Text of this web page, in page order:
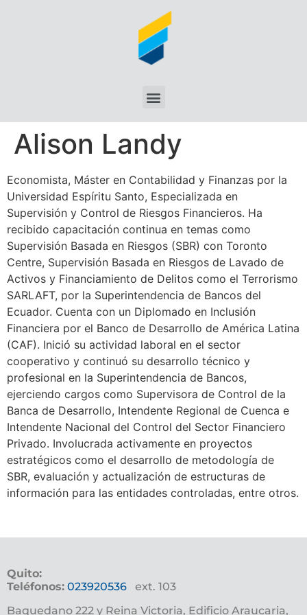
Alison Landy
Economista, Máster en Contabilidad y Finanzas por la
Universidad Espíritu Santo, Especializada en
Supervisión y Control de Riesgos Financieros. Ha
recibido capacitación continua en temas como
Supervisión Basada en Riesgos (SBR) con Toronto
Centre, Supervisión Basada en Riesgos de Lavado de
Activos y Financiamiento de Delitos como el Terrorismo
SARLAFT, por la Superintendencia de Bancos del
Ecuador. Cuenta con un Diplomado en Inclusión
Financiera por el Banco de Desarrollo de América Latina
(CAF). Inició su actividad laboral en el sector
cooperativo y continuó su desarrollo técnico y
profesional en la Superintendencia de Bancos,
ejerciendo cargos como Supervisora de Control de la
Banca de Desarrollo, Intendente Regional de Cuenca e
Intendente Nacional del Control del Sector Financiero
Privado. Involucrada activamente en proyectos
estratégicos como el desarrollo de metodología de
SBR, evaluación y actualización de estructuras de
información para las entidades controladas, entre otros.
Quito:
Teléfonos: 023920536 ext. 103
Baquedano 222 y Reina Victoria, Edificio Araucaria,